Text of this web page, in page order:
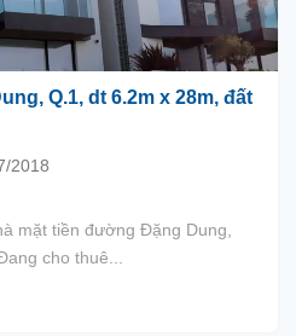
Q.1, dt 6.2m x 28m, đất
2018
mặt tiền đường Đặng Dung,
cho thuê...